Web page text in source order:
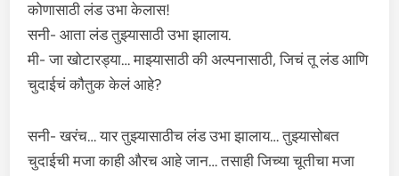
कोणासाठी लंड उभा केलास!
सनी- आता लंड तुझ्यासाठी उभा झालाय.
मी- जा खोटारड्या… माझ्यासाठी की अल्पनासाठी, जिचं तू लंड आणि
चुदाईचं कौतुक केलं आहे?
सनी- खरंच… यार तुझ्यासाठीच लंड उभा झालाय… तुझ्यासोबत
चुदाईची मजा काही औरच आहे जान… तसाही जिच्या चूतीचा मजा